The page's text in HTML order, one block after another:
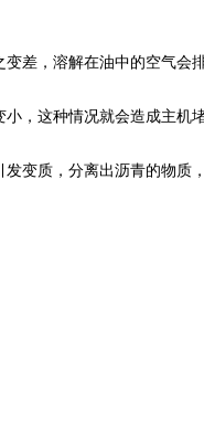
差，溶解在油中的空气会
，这种情况就会造成主
变质，分离出沥青的物